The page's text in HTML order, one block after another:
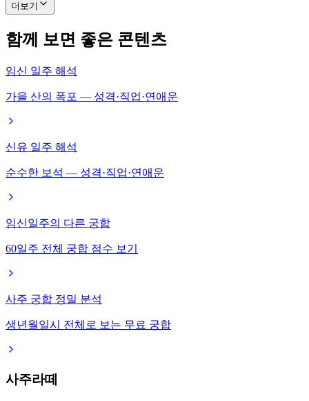
더보기
함께 보면 좋은 콘텐츠
임신 일주 해석
가을 산의 폭포 — 성격·직업·연애운
신유 일주 해석
순수한 보석 — 성격·직업·연애운
임신일주의 다른 궁합
60일주 전체 궁합 점수 보기
사주 궁합 정밀 분석
생년월일시 전체로 보는 무료 궁합
사주라떼